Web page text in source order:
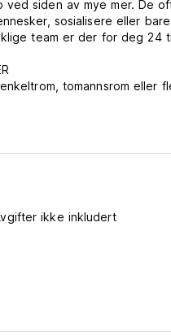
ved siden av mye mer. De
sosialisere eller
team er der for deg 24
tomannsrom eller
er tilgjengelig for deg 24/
ikke inkludert